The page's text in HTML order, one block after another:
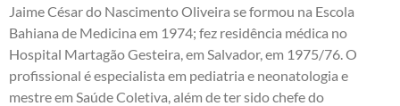
Jaime César do Nascimento Oliveira se formou na Escola
Bahiana de Medicina em 1974; fez residência médica no
Hospital Martagão Gesteira, em Salvador, em 1975/76. O
profissional é especialista em pediatria e neonatologia e
mestre em Saúde Coletiva, além de ter sido chefe do